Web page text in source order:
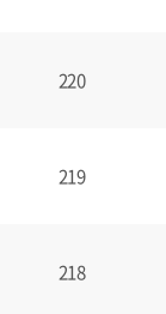
220
219
218